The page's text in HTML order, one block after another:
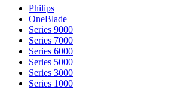
Philips
OneBlade
Series 9000
Series 7000
Series 6000
Series 5000
Series 3000
Series 1000